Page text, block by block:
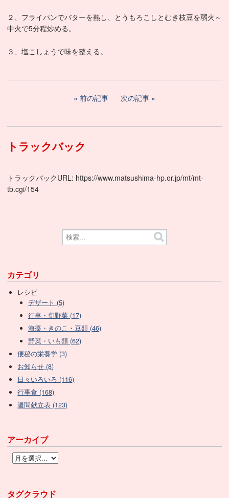
２、フライパンでバターを熱し、とうもろこしとむき枝豆を弱火～
中火で5分程炒める。
３、塩こしょうで味を整える。
前の記事 次の記事
トラックバック
トラックバックURL: https://www.matsushima-hp.or.jp/mt/mt-
tb.cgi/154
カテゴリ
レシピ
デザート (5)
行事・旬野菜 (17)
海藻・きのこ・豆類 (46)
野菜・いも類 (62)
便秘の栄養学 (3)
お知らせ (8)
日々いろいろ (116)
行事食 (168)
週間献立表 (123)
アーカイブ
タグクラウド